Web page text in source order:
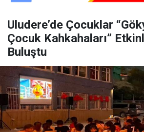
Uludere’de Çocuklar
Çocuk Kahkahaları”
Buluştu